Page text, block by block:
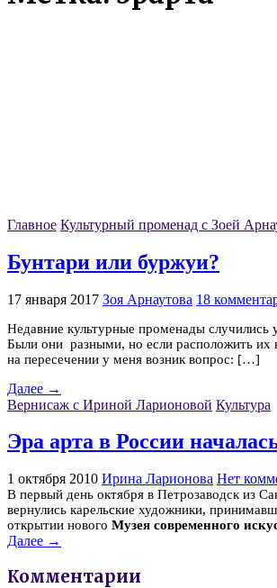
Главное Культурный променад с Зоей
Бунтари или буржуи?
17 января 2017 Зоя Арнаутова 18
Недавние культурные променады случились
Были они разными, но если расположить их
на пересечении у меня возник вопрос: […]
Далее →
Вернисаж с Ириной Ларионовой Культура
Эра арта в России
1 октября 2010 Ирина Ларионова Нет
В первый день октября в Петрозаводск из
вернулись карельские художники,
открытии нового Музея современного
Далее →
Комментарии